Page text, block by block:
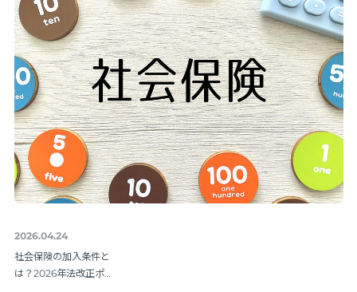
2026.04.24
社会保険の加入条件と
は？2026年法改正ポイ